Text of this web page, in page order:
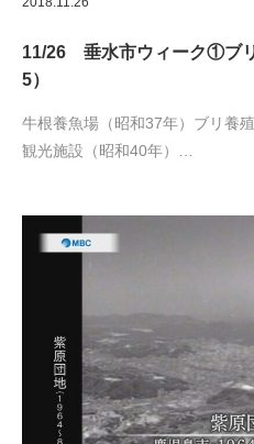
11/26 垂水市ウィーク①ブ
5）
牛根養魚場（昭和37年）ブリ養
観光施設（昭和40年）…